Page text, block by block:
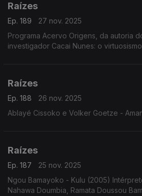
Raízes
Ep. 189
27 nov. 2025
Programa Acervo Origens, da autoria
investigador Cacai Nunes: o virtuosismo de Paulinho Nogueira,
Raízes
Ep. 188
26 nov. 2025
Ablayé Cissoko e Volker Goetze -
Raízes
Ep. 187
25 nov. 2025
Ngou Bamayoko - Kulu (2005)
Nahawa Doumbia, Ramata Doussou